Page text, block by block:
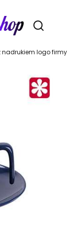
Otwórz
nadrukiem logo firmy